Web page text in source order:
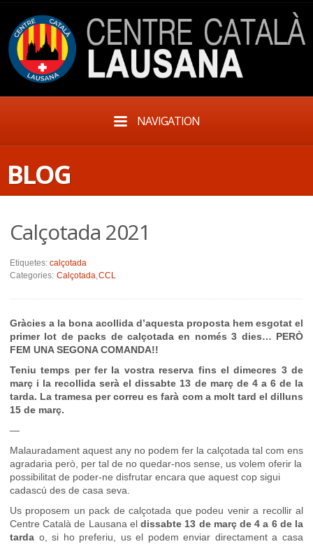
NAVIGATION
BLOG
Calçotada 2021
Etiquetes: calçotada
Categories: Calçotada,CCL
Gràcies a la bona acollida d’aquesta proposta hem esgotat el
primer lot de packs de calçotada en només 3 dies… PERÒ
FEM UNA SEGONA COMANDA!!
Teniu temps per fer la vostra reserva fins el dimecres 3 de
març i la recollida serà el dissabte 13 de març de 4 a 6 de la
tarda. La tramesa per correu es farà com a molt tard el dilluns
15 de març.
—
Malauradament aquest any no podem fer la calçotada tal com ens
agradaria però, per tal de no quedar-nos sense, us volem oferir la
possibilitat de poder-ne disfrutar encara que aquest cop sigui
cadascú des de casa seva.
Us proposem un pack de calçotada que podeu venir a recollir al
Centre Català de Lausana eldissabte 13 de març de 4 a 6 de la
tarda o, si ho preferiu, us el podem enviar directament a casa